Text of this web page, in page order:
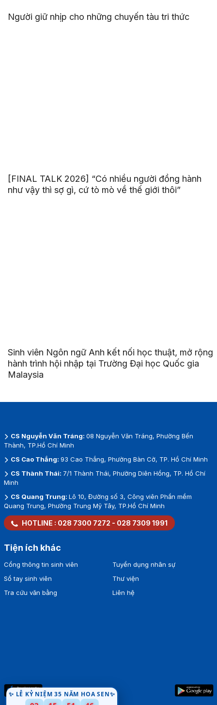
✨ LỄ KỶ NIỆM 35 NĂM HOA SEN✨
Người giữ nhịp cho những chuyến tàu tri thức
[FINAL TALK 2026] “Có nhiều người đồng hành
như vậy thì sợ gì, cứ tò mò về thế giới thôi”
Sinh viên Ngôn ngữ Anh kết nối học thuật, mở rộng
hành trình hội nhập tại Trường Đại học Quốc gia
Malaysia
CS Nguyễn Văn Tráng: 08 Nguyễn Văn Tráng, Phường Bến
Thành, TP.Hồ Chí Minh
CS Cao Thắng: 93 Cao Thắng, Phường Bàn Cờ, TP. Hồ Chí Minh
CS Thành Thái: 7/1 Thành Thái, Phường Diên Hồng, TP. Hồ Chí
Minh
CS Quang Trung: Lô 10, Đường số 3, Công viên Phần mềm
Quang Trung, Phường Trung Mỹ Tây, TP.Hồ Chí Minh
HOTLINE : 028 7300 7272 - 028 7309 1991
Tiện ích khác
Cổng thông tin sinh viên
Sổ tay sinh viên
Tra cứu văn bằng
Tuyển dụng nhân sự
Thư viện
Liên hệ